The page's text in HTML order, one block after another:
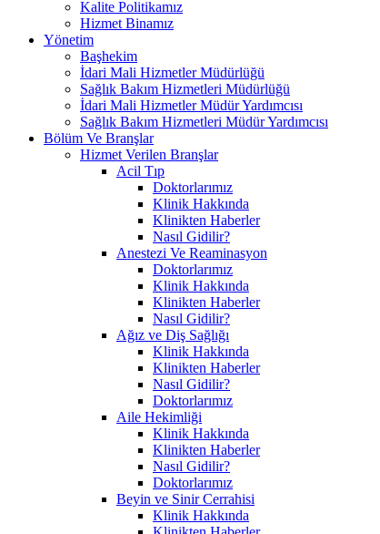
Kalite Politikamız
Hizmet Binamız
Yönetim
Başhekim
İdari Mali Hizmetler Müdürlüğü
Sağlık Bakım Hizmetleri Müdürlüğü
İdari Mali Hizmetler Müdür Yardımcısı
Sağlık Bakım Hizmetleri Müdür Yardımcısı
Bölüm Ve Branşlar
Hizmet Verilen Branşlar
Acil Tıp
Doktorlarımız
Klinik Hakkında
Klinikten Haberler
Nasıl Gidilir?
Anestezi Ve Reaminasyon
Doktorlarımız
Klinik Hakkında
Klinikten Haberler
Nasıl Gidilir?
Ağız ve Diş Sağlığı
Klinik Hakkında
Klinikten Haberler
Nasıl Gidilir?
Doktorlarımız
Aile Hekimliği
Klinik Hakkında
Klinikten Haberler
Nasıl Gidilir?
Doktorlarımız
Beyin ve Sinir Cerrahisi
Klinik Hakkında